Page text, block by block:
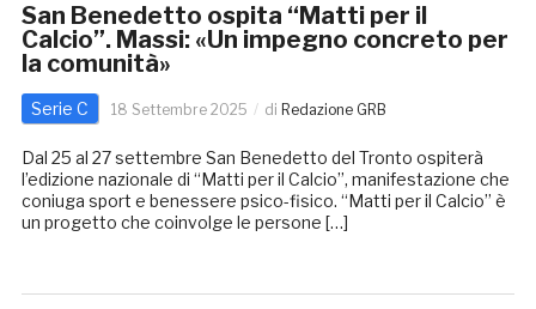
San Benedetto ospita “Matti per il
Calcio”. Massi: «Un impegno concreto per
la comunità»
Serie C 18 Settembre 2025 di Redazione GRB
Dal 25 al 27 settembre San Benedetto del Tronto ospiterà
l’edizione nazionale di “Matti per il Calcio”, manifestazione che
coniuga sport e benessere psico-fisico. “Matti per il Calcio” è
un progetto che coinvolge le persone […]